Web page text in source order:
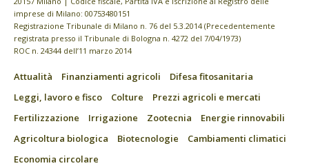
imprese di Milano: 00753480151
Registrazione Tribunale di Milano n. 76 del 5.3.2014 (Precedentemente
registrata presso il Tribunale di Bologna n. 4272 del 7/04/1973)
ROC n. 24344 dell’11 marzo 2014
Attualità Finanziamenti agricoli
Difesa fitosanitaria
Leggi, lavoro e fisco
Colture
Prezzi agricoli e mercati
Fertilizzazione
Irrigazione Zootecnia
Energie rinnovabili
Agricoltura biologica
Biotecnologie
Cambiamenti climatici
Economia circolare